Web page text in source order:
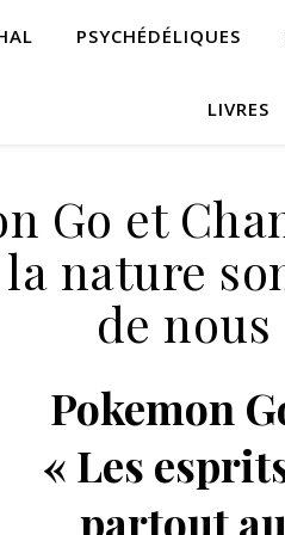
PSYCHÉDÉLIQUES
LIVRES
Go et
nature
de nous
Pokemon
« Les
partout